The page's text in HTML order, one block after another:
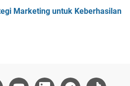
Marketing untuk Keberhasilan